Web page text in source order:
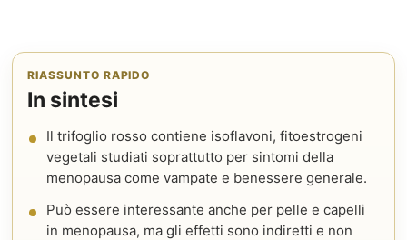
RIASSUNTO RAPIDO
In sintesi
Il trifoglio rosso contiene isoflavoni, fitoestrogeni
vegetali studiati soprattutto per sintomi della
menopausa come vampate e benessere generale.
Può essere interessante anche per pelle e capelli
in menopausa, ma gli effetti sono indiretti e non